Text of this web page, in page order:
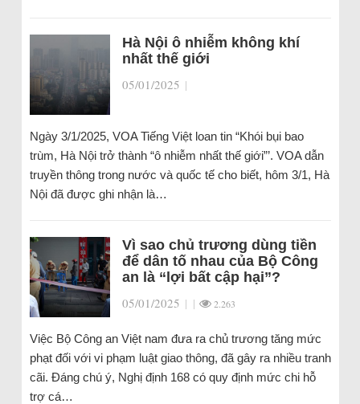
Hà Nội ô nhiễm không khí
nhất thế giới
05/01/2025 |
Ngày 3/1/2025, VOA Tiếng Việt loan tin “Khói bụi bao
trùm, Hà Nội trở thành “ô nhiễm nhất thế giới”’. VOA dẫn
truyền thông trong nước và quốc tế cho biết, hôm 3/1, Hà
Nội đã được ghi nhận là…
Vì sao chủ trương dùng tiền
để dân tố nhau của Bộ Công
an là “lợi bất cập hại”?
05/01/2025 | | 2.263
Việc Bộ Công an Việt nam đưa ra chủ trương tăng mức
phạt đối với vi phạm luật giao thông, đã gây ra nhiều tranh
cãi. Đáng chú ý, Nghị định 168 có quy định mức chi hỗ
trợ cá…